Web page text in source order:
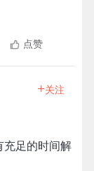
点赞
+关注
充足的时间解